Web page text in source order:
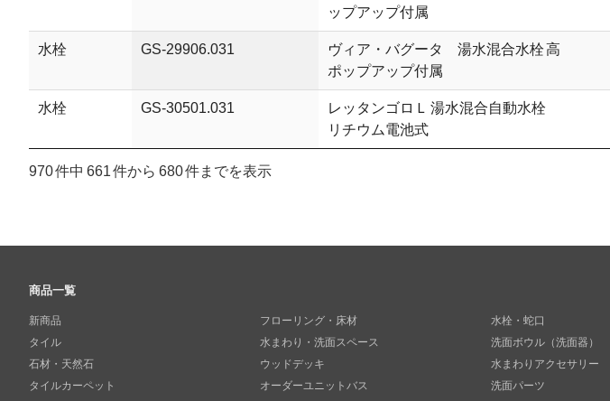
ップアップ付属
水栓 GS-29906.031
ヴィア・バグータ 湯水混合水栓 高
ポップアップ付属
水栓 GS-30501.031
レッタンゴロＬ 湯水混合自動水栓
リチウム電池式
970 件中 661 件から 680 件までを表示
商品一覧
新商品
タイル
石材・天然石
タイルカーペット
フローリング・床材
水まわり・洗面スペース
ウッドデッキ
オーダーユニットバス
水栓・蛇口
洗面ボウル（洗面器）
水まわりアクセサリー
洗面パーツ